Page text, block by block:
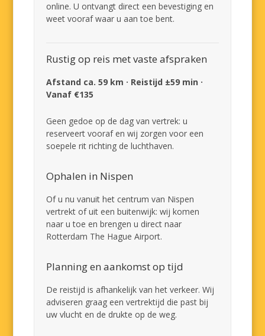
online. U ontvangt direct een bevestiging en
weet vooraf waar u aan toe bent.
Rustig op reis met vaste afspraken
Afstand ca. 59 km · Reistijd ±59 min ·
Vanaf €135
Geen gedoe op de dag van vertrek: u
reserveert vooraf en wij zorgen voor een
soepele rit richting de luchthaven.
Ophalen in Nispen
Of u nu vanuit het centrum van Nispen
vertrekt of uit een buitenwijk: wij komen
naar u toe en brengen u direct naar
Rotterdam The Hague Airport.
Planning en aankomst op tijd
De reistijd is afhankelijk van het verkeer. Wij
adviseren graag een vertrektijd die past bij
uw vlucht en de drukte op de weg.